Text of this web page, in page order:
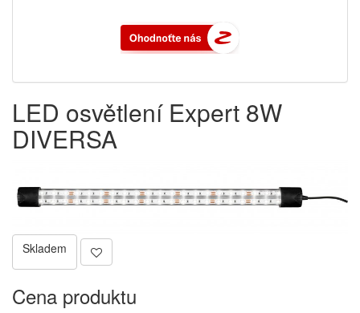
LED osvětlení Expert 8W
DIVERSA
Skladem
Cena produktu